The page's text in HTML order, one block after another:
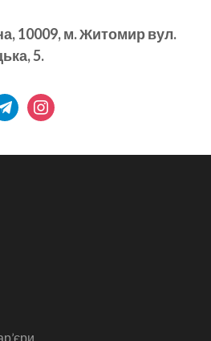
10009, м.Житомир вул.
5.
instagram